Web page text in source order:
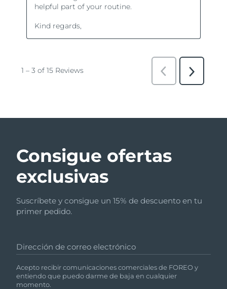
Consigue ofertas
exclusivas
Suscríbete y consigue un 15% de descuento en tu
primer pedido.
Dirección de correo electrónico
Acepto recibir comunicaciones comerciales de FOREO y
entiendo que puedo darme de baja en cualquier
momento.